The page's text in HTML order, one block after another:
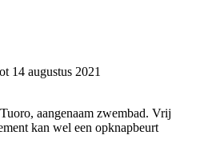
14 augustus 2021
aangenaam zwembad. Vrij
kan wel een opknapbeurt